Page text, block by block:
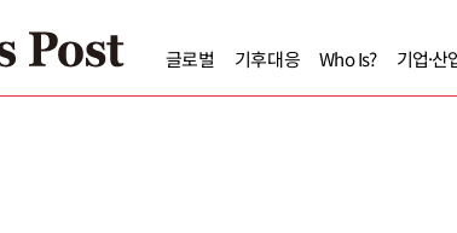
글로벌 기후대응 Who Is? 기업·산